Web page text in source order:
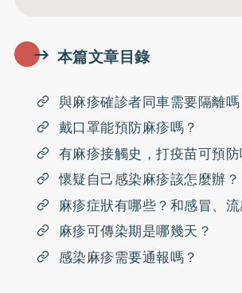
本篇文章目錄
與麻疹確診者同車需要隔離嗎
戴口罩能預防麻疹嗎？
有麻疹接觸史，打疫苗可預防
懷疑自己感染麻疹該怎麼辦？
麻疹症狀有哪些？和感冒、
麻疹可傳染期是哪幾天？
感染麻疹需要通報嗎？